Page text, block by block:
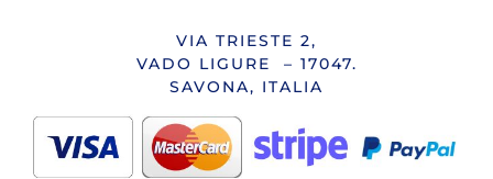
VIA TRIESTE 2,
VADO LIGURE – 17047.
SAVONA, ITALIA